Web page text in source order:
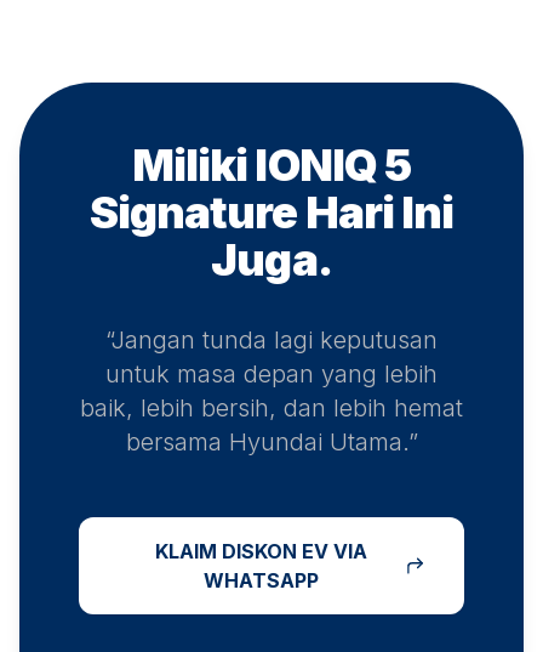
Miliki IONIQ 5
Signature Hari Ini
Juga.
“Jangan tunda lagi keputusan
untuk masa depan yang lebih
baik, lebih bersih, dan lebih hemat
bersama Hyundai Utama.”
KLAIM DISKON EV VIA
WHATSAPP